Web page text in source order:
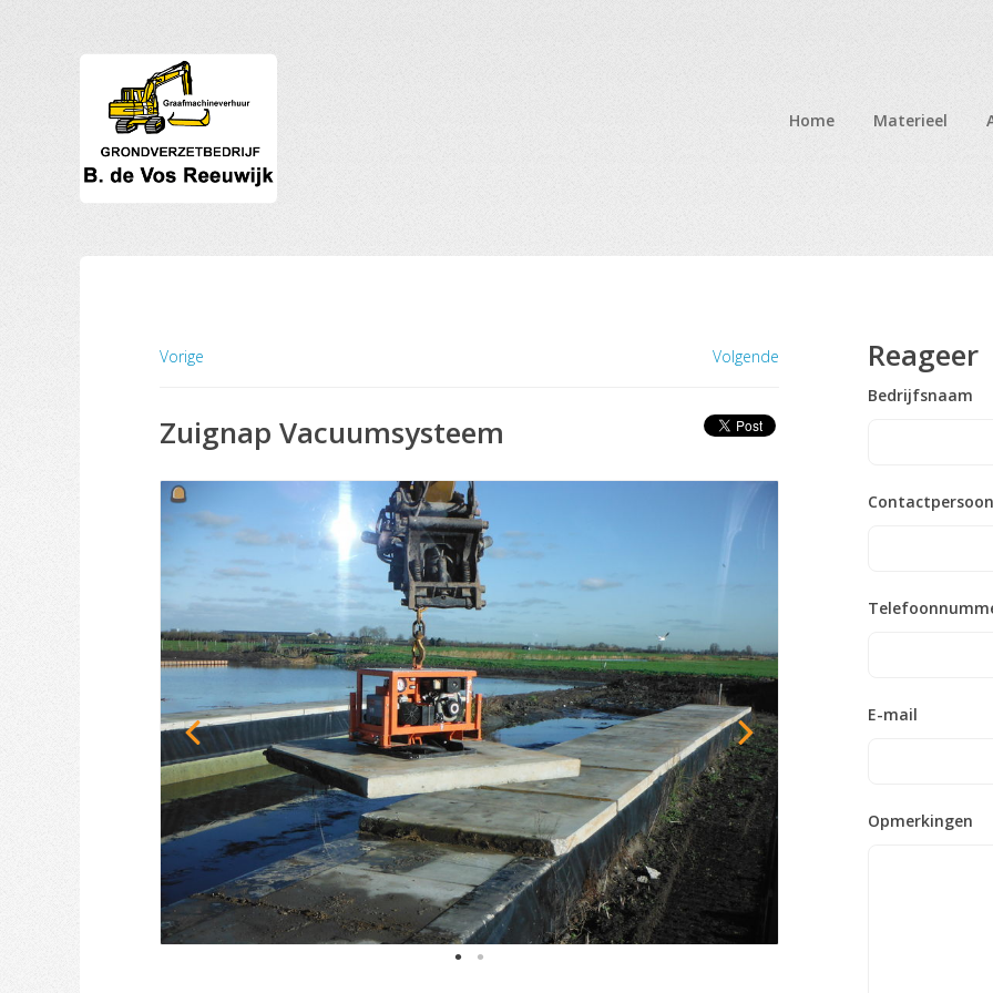
Home Materieel
Vorige Volgende
Zuignap Vacuumsysteem
Reageer
Bedrijfsnaam
E-mail
Opmerkingen